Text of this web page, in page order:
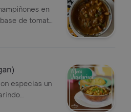
en
de tomate
de arroz
especias un